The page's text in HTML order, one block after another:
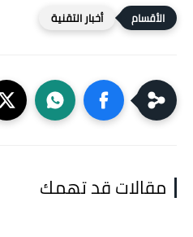
أخبار التقنية
مقالات قد تهمك